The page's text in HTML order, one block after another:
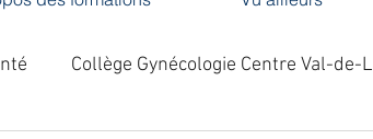
Collège Gynécologie Centre Val-de-L